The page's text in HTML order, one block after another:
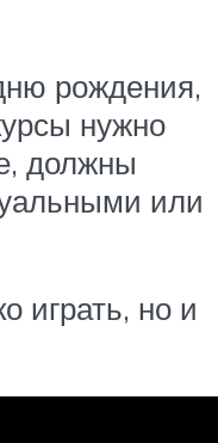
рождения,
нужно
должны
или
играть, но и